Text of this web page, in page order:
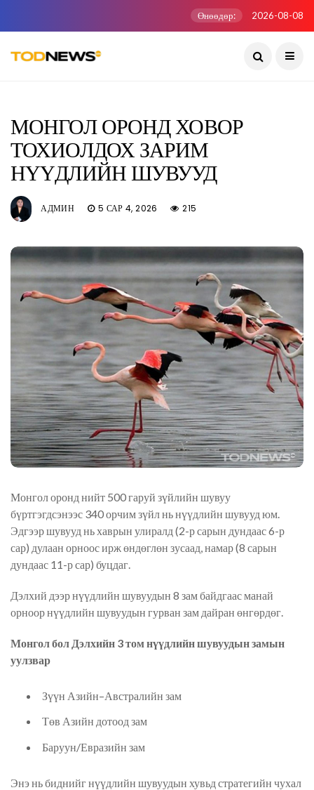
Өнөөдөр: 2026-08-08
МОНГОЛ ОРОНД ХОВОР
ТОХИОЛДОХ ЗАРИМ
НҮҮДЛИЙН ШУВУУД
АДМИН 5 САР 4, 2026 215
Монгол оронд нийт 500 гаруй зүйлийн шувуу
бүртгэгдсэнээс 340 орчим зүйл нь нүүдлийн шувууд юм.
Эдгээр шувууд нь хаврын улиралд (2-р сарын дундаас 6-р
сар) дулаан орноос ирж өндөглөн зусаад, намар (8 сарын
дундаас 11-р сар) буцдаг.
Дэлхий дээр нүүдлийн шувуудын 8 зам байдгаас манай
орноор нүүдлийн шувуудын гурван зам дайран өнгөрдөг.
Монгол бол Дэлхийн 3 том нүүдлийн шувуудын замын
уулзвар
Зүүн Азийн–Австралийн зам
Төв Азийн дотоод зам
Баруун/Евразийн зам
Энэ нь биднийг нүүдлийн шувуудын хувьд стратегийн чухал